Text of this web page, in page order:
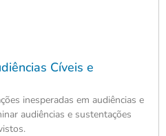
Cíveis e
inesperadas em audiências e
audiências e sustentações